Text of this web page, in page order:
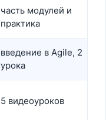
часть модулей и
практика
введение в Agile, 2
урока
5 видеоуроков